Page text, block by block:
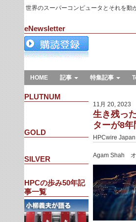
世界のスーパーコンピュータとそれを動
eNewsletter
HOME 記事 特集記事
PLUTNUM
GOLD
SILVER
HPCの歩み50年記
事一覧
11月 20, 2023
生き残っ
ターが8
HPCwire Japan
Agam Shah オ